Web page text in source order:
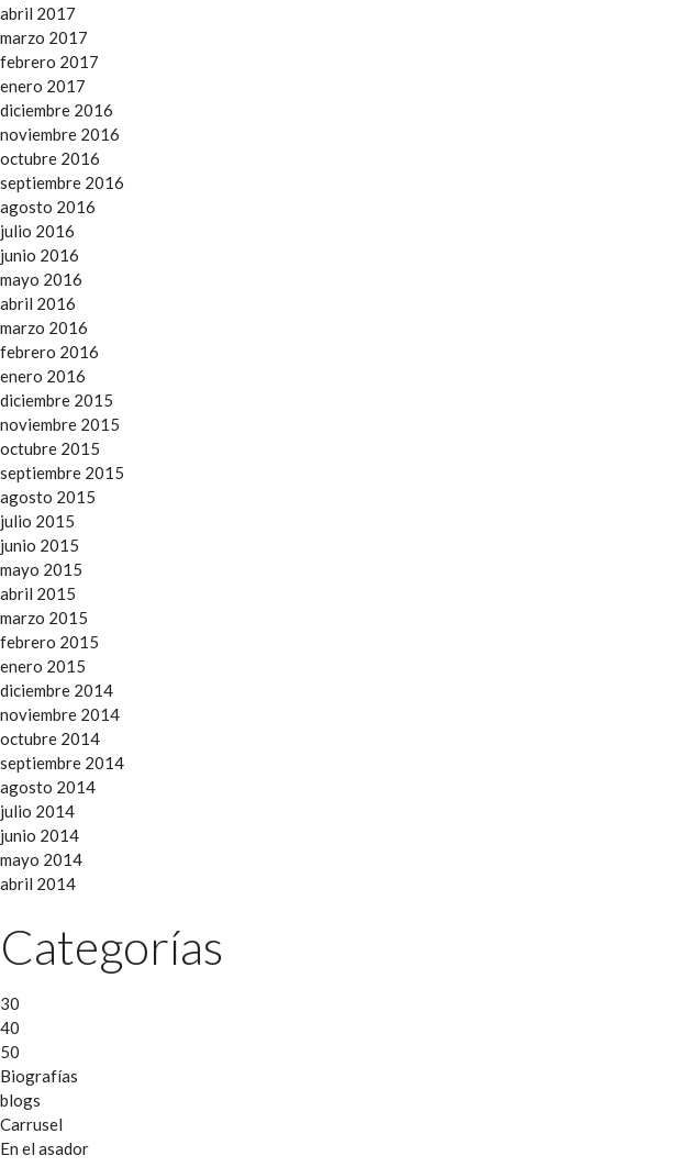
abril 2017
marzo 2017
febrero 2017
enero 2017
diciembre 2016
noviembre 2016
octubre 2016
septiembre 2016
agosto 2016
julio 2016
junio 2016
mayo 2016
abril 2016
marzo 2016
febrero 2016
enero 2016
diciembre 2015
noviembre 2015
octubre 2015
septiembre 2015
agosto 2015
julio 2015
junio 2015
mayo 2015
abril 2015
marzo 2015
febrero 2015
enero 2015
diciembre 2014
noviembre 2014
octubre 2014
septiembre 2014
agosto 2014
julio 2014
junio 2014
mayo 2014
abril 2014
Categorías
30
40
50
Biografías
blogs
Carrusel
En el asador